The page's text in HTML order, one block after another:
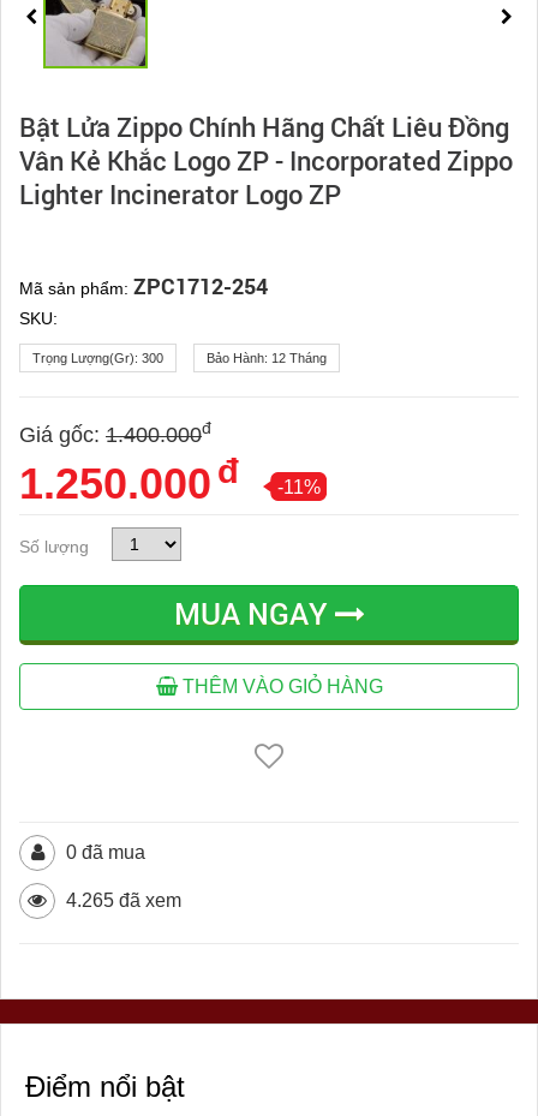
Bật Lửa Zippo Chính Hãng Chất Liêu Đồng
Vân Kẻ Khắc Logo ZP - Incorporated Zippo
Lighter Incinerator Logo ZP
Mã sản phẩm: ZPC1712-254
SKU:
Trọng Lượng(gr): 300 Bảo Hành: 12 Tháng
Giá gốc: 1.400.000đ
1.250.000 đ -11%
Số lượng
MUA NGAY
THÊM VÀO GIỎ HÀNG
0 đã mua
4.265 đã xem
Điểm nổi bật